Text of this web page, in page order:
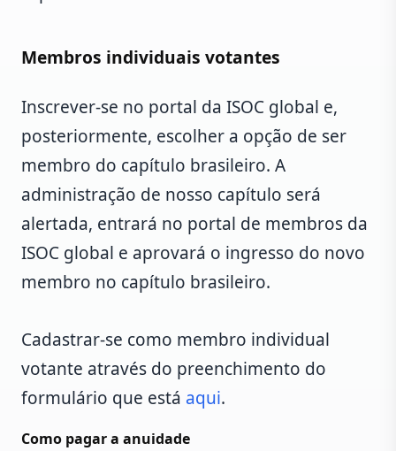
Membros individuais votantes
Inscrever-se no portal da ISOC global e,
posteriormente, escolher a opção de ser
membro do capítulo brasileiro. A
administração de nosso capítulo será
alertada, entrará no portal de membros da
ISOC global e aprovará o ingresso do novo
membro no capítulo brasileiro.
Cadastrar-se como membro individual
votante através do preenchimento do
formulário que está aqui.
Como pagar a anuidade